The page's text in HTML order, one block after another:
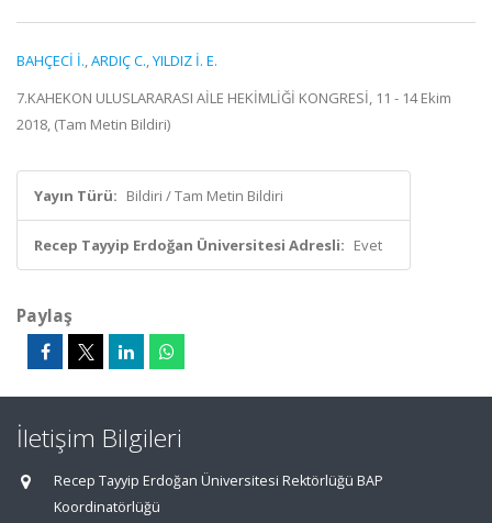
BAHÇECİ İ.,ARDIÇ C.,YILDIZ İ. E.
7.KAHEKON ULUSLARARASI AİLE HEKİMLİĞİ KONGRESİ, 11 - 14 Ekim
2018, (Tam Metin Bildiri)
Yayın Türü: Bildiri / Tam Metin Bildiri
Recep Tayyip Erdoğan Üniversitesi Adresli: Evet
Paylaş
İletişim Bilgileri
Recep Tayyip Erdoğan Üniversitesi Rektörlüğü BAP
Koordinatörlüğü